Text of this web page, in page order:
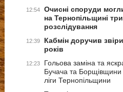
12:54
Очисні споруди
на Тернопільщині
розслідування
12:39
Кабмін доручив
років
12:23
Гольова заміна та
Бучача та Борщівщини
ліги Тернопільщини